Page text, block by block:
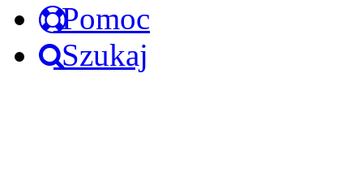
Pomoc
Szukaj